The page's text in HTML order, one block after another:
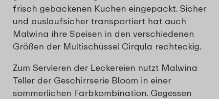
frisch gebackenen Kuchen eingepackt. Sicher
und auslaufsicher transportiert hat auch
Malwina ihre Speisen in den verschiedenen
Größen der Multischüssel Cirqula rechteckig.
Zum Servieren der Leckereien nutzt Malwina
Teller der Geschirrserie Bloom in einer
sommerlichen Farbkombination. Gegessen